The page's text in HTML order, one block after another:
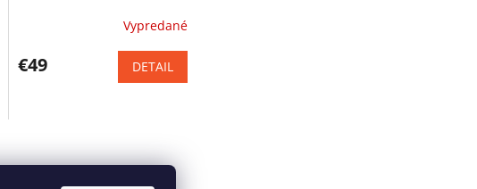
produktu
Vypredané
€49 DETAIL